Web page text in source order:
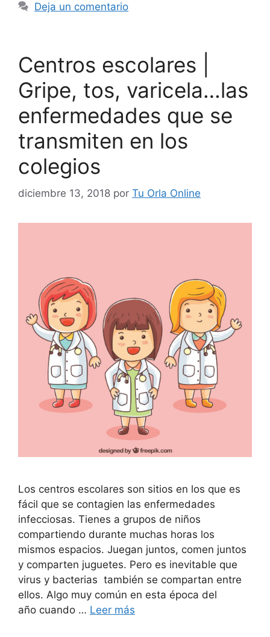
Deja un comentario
Centros escolares |
Gripe, tos, varicela…las
enfermedades que se
transmiten en los
colegios
diciembre 13, 2018 por Tu Orla Online
Los centros escolares son sitios en los que es
fácil que se contagien las enfermedades
infecciosas. Tienes a grupos de niños
compartiendo durante muchas horas los
mismos espacios. Juegan juntos, comen juntos
y comparten juguetes. Pero es inevitable que
virus y bacterias también se compartan entre
ellos. Algo muy común en esta época del
año cuando … Leer más